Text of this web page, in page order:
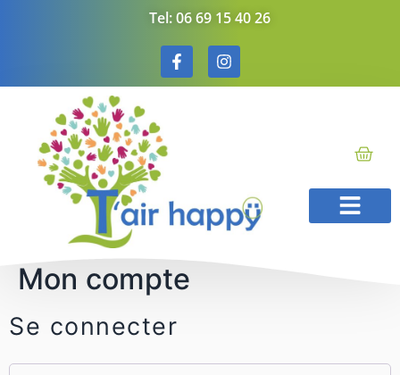
Tel: 06 69 15 40 26
Mon compte
Se connecter